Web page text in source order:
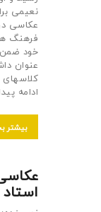
نعیمی
عکاسی
فرهنگ
خود ضمن
عنوان
کلاسهای
ادامه
بیشتر